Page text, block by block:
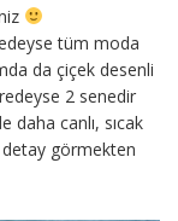
tüm moda
da çiçek desenli
2 senedir
daha canlı, sıcak
görmekten